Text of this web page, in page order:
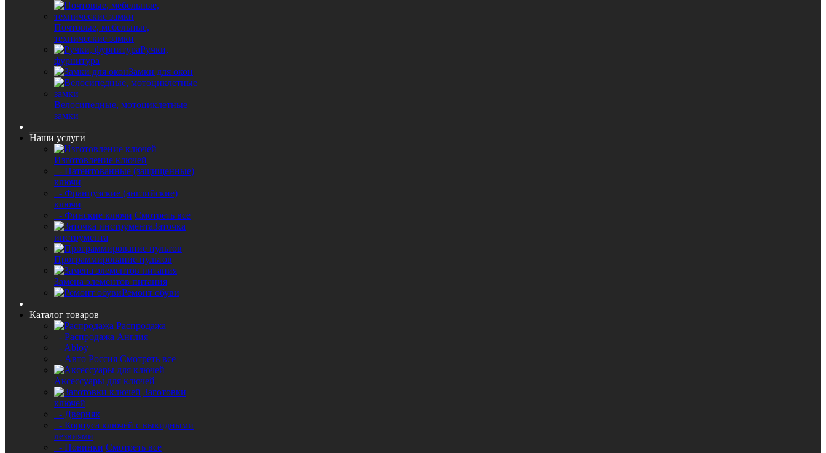
Почтовые, мебельные,
технические замки
Ручки,
фурнитура
Замки для окон
Велосипедные, мотоциклетные
замки
Наши услуги
Изготовление ключей
- Патентованные (защищенные)
ключи
- Французские (английские)
ключи
- Финские ключи Смотреть все
Заточка
инструмента
Программирование пультов
Замена элементов питания
Ремонт обуви
Каталог товаров
Распродажа
- Распродажа Англия
- Abloy
- Авто Россия Смотреть все
Аксессуары для ключей
Заготовки
ключей
- Дверняк
- Корпуса ключей с выкидными
лезвиями
- Новинки Смотреть все